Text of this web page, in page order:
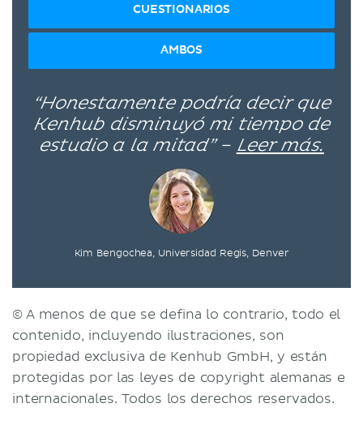
CUESTIONARIOS
AMBOS
“Honestamente podría decir que
Kenhub disminuyó mi tiempo de
estudio a la mitad” – Leer más.
Kim Bengochea, Universidad Regis, Denver
© A menos de que se defina lo contrario, todo el
contenido, incluyendo ilustraciones, son
propiedad exclusiva de Kenhub GmbH, y están
protegidas por las leyes de copyright alemanas e
internacionales. Todos los derechos reservados.